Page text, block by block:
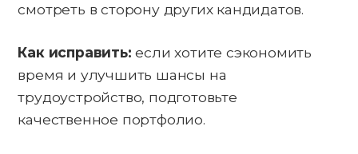
смотреть в сторону других кандидатов.
Как исправить: если хотите сэкономить
время и улучшить шансы на
трудоустройство, подготовьте
качественное портфолио.